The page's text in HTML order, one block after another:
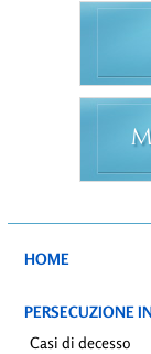
HOME
PERSECUZIONE
Casi di decesso